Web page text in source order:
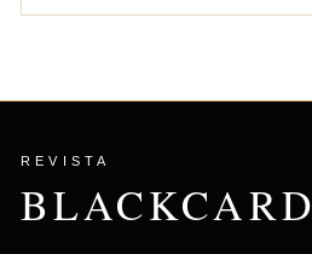
REVISTA
BLACKCARD